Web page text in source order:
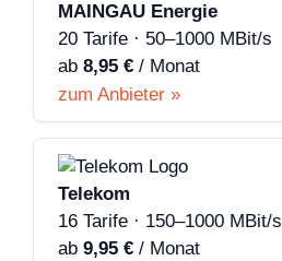
MAINGAU Energie
20 Tarife · 50–1000 MBit/s
ab 8,95 € / Monat
zum Anbieter »
Telekom
16 Tarife · 150–1000 MBit/s
ab 9,95 € / Monat